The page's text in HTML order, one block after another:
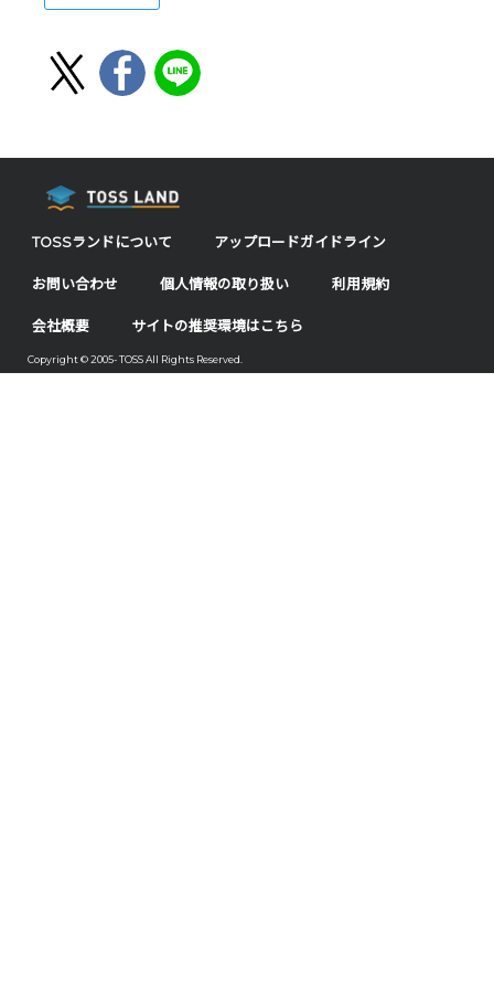
TOSSランドについて アップロードガイドライン
お問い合わせ 個人情報の取り扱い 利用規約
会社概要 サイトの推奨環境はこちら
Copyright © 2005- TOSS All Rights Reserved.